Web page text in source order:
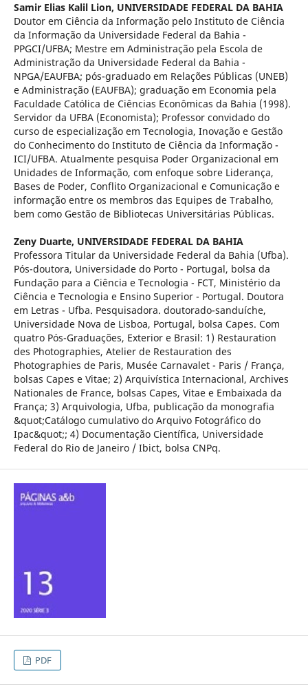
Samir Elias Kalil Lion, UNIVERSIDADE FEDERAL DA BAHIA
Doutor em Ciência da Informação pelo Instituto de Ciência
da Informação da Universidade Federal da Bahia -
PPGCI/UFBA; Mestre em Administração pela Escola de
Administração da Universidade Federal da Bahia -
NPGA/EAUFBA; pós-graduado em Relações Públicas (UNEB)
e Administração (EAUFBA); graduação em Economia pela
Faculdade Católica de Ciências Econômicas da Bahia (1998).
Servidor da UFBA (Economista); Professor convidado do
curso de especialização em Tecnologia, Inovação e Gestão
do Conhecimento do Instituto de Ciência da Informação -
ICI/UFBA. Atualmente pesquisa Poder Organizacional em
Unidades de Informação, com enfoque sobre Liderança,
Bases de Poder, Conflito Organizacional e Comunicação e
informação entre os membros das Equipes de Trabalho,
bem como Gestão de Bibliotecas Universitárias Públicas.
Zeny Duarte, UNIVERSIDADE FEDERAL DA BAHIA
Professora Titular da Universidade Federal da Bahia (Ufba).
Pós-doutora, Universidade do Porto - Portugal, bolsa da
Fundação para a Ciência e Tecnologia - FCT, Ministério da
Ciência e Tecnologia e Ensino Superior - Portugal. Doutora
em Letras - Ufba. Pesquisadora. doutorado-sanduíche,
Universidade Nova de Lisboa, Portugal, bolsa Capes. Com
quatro Pós-Graduações, Exterior e Brasil: 1) Restauration
des Photographies, Atelier de Restauration des
Photographies de Paris, Musée Carnavalet - Paris / França,
bolsas Capes e Vitae; 2) Arquivística Internacional, Archives
Nationales de France, bolsas Capes, Vitae e Embaixada da
França; 3) Arquivologia, Ufba, publicação da monografia
&quot;Catálogo cumulativo do Arquivo Fotográfico do
Ipac&quot;; 4) Documentação Científica, Universidade
Federal do Rio de Janeiro / Ibict, bolsa CNPq.
PDF